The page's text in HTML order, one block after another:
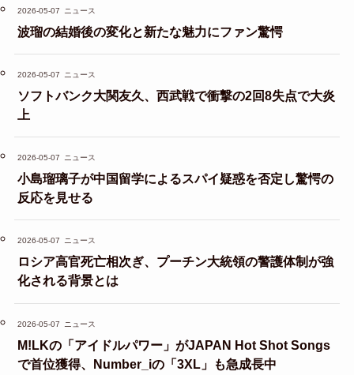
2026-05-07 ニュース
波瑠の結婚後の変化と新たな魅力にファン驚愕
2026-05-07 ニュース
ソフトバンク大関友久、西武戦で衝撃の2回8失点で大炎
上
2026-05-07 ニュース
小島瑠璃子が中国留学によるスパイ疑惑を否定し驚愕の
反応を見せる
2026-05-07 ニュース
ロシア高官死亡相次ぎ、プーチン大統領の警護体制が強
化される背景とは
2026-05-07 ニュース
M!LKの「アイドルパワー」がJAPAN Hot Shot Songs
で首位獲得、Number_iの「3XL」も急成長中